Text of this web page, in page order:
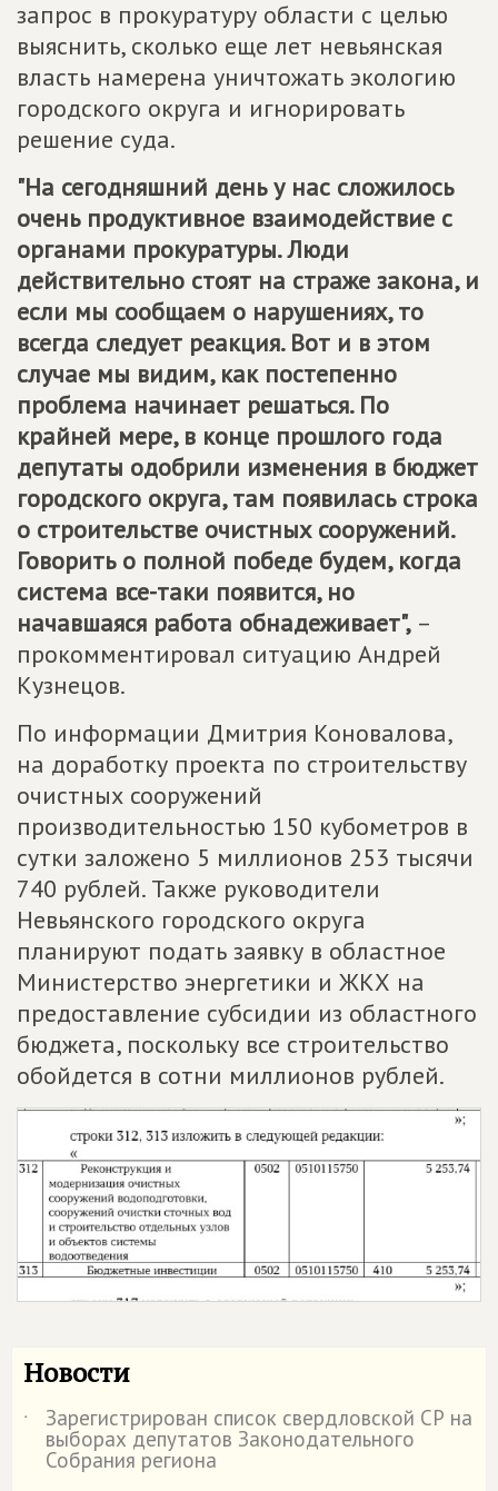
запрос в прокуратуру области с целью
выяснить, сколько еще лет невьянская
власть намерена уничтожать экологию
городского округа и игнорировать
решение суда.
"На сегодняшний день у нас сложилось
очень продуктивное взаимодействие с
органами прокуратуры. Люди
действительно стоят на страже закона, и
если мы сообщаем о нарушениях, то
всегда следует реакция. Вот и в этом
случае мы видим, как постепенно
проблема начинает решаться. По
крайней мере, в конце прошлого года
депутаты одобрили изменения в бюджет
городского округа, там появилась строка
о строительстве очистных сооружений.
Говорить о полной победе будем, когда
система все-таки появится, но
начавшаяся работа обнадеживает", –
прокомментировал ситуацию Андрей
Кузнецов.
По информации Дмитрия Коновалова,
на доработку проекта по строительству
очистных сооружений
производительностью 150 кубометров в
сутки заложено 5 миллионов 253 тысячи
740 рублей. Также руководители
Невьянского городского округа
планируют подать заявку в областное
Министерство энергетики и ЖКХ на
предоставление субсидии из областного
бюджета, поскольку все строительство
обойдется в сотни миллионов рублей.
Новости
˙ Зарегистрирован список свердловской СР на
выборах депутатов Законодательного
Собрания региона